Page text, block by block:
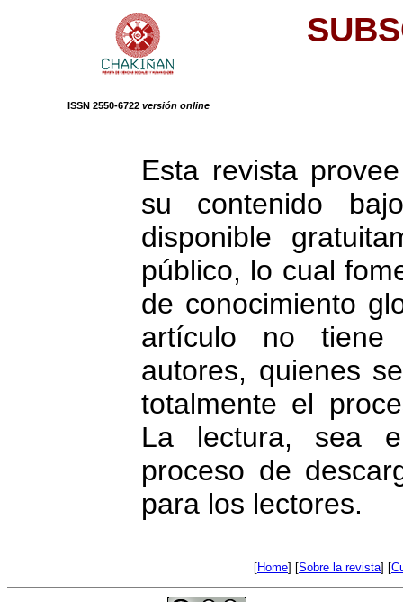
ISSN 2550-6722 versión online
Esta revista
su contenido
disponible
público, lo cual
de conocimiento
artículo no
autores, quienes
totalmente el
La lectura, sea
proceso de
para los lectores.
[Home] [Sobre la revista] [